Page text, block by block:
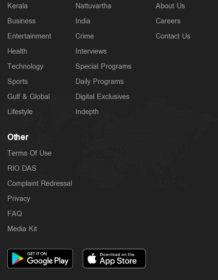
Kerala
Business
Entertainment
Health
Technology
Sports
Gulf & Global
Lifestyle
Nattuvartha
India
Crime
Interviews
Special Programs
Daily Programs
Digital Exclusives
Indepth
About Us
Careers
Contact Us
Other
Terms Of Use
RIO DAS
Complaint Redressal
Privacy
FAQ
Media Kit